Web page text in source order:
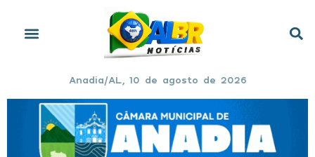
Anadia/AL, 10 de agosto de 2026